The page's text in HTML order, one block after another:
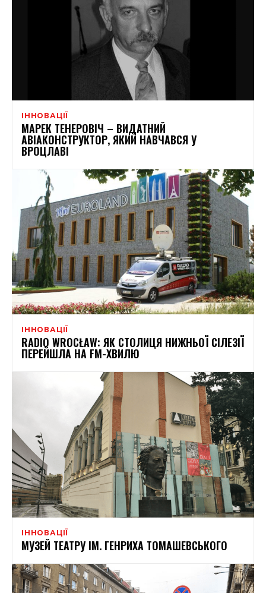
ІННОВАЦІЇ
МАРЕК ТЕНЕРОВІЧ – ВИДАТНИЙ
АВІАКОНСТРУКТОР, ЯКИЙ НАВЧАВСЯ У
ВРОЦЛАВІ
ІННОВАЦІЇ
RADIO WROCŁAW: ЯК СТОЛИЦЯ НИЖНЬОЇ СІЛЕЗІЇ
ПЕРЕЙШЛА НА FM-ХВИЛЮ
ІННОВАЦІЇ
МУЗЕЙ ТЕАТРУ ІМ. ГЕНРИХА ТОМАШЕВСЬКОГО